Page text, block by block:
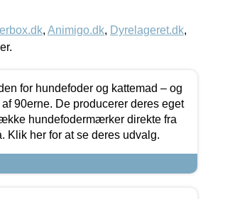
, Animigo.dk, Dyrelageret.dk,
for hundefoder og kattemad – og
90erne. De producerer deres eget
hundefodermærker direkte fra
Klik her for at se deres udvalg.